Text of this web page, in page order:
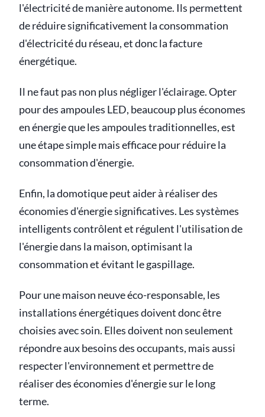
l'électricité de manière autonome. Ils permettent
de réduire significativement la consommation
d'électricité du réseau, et donc la facture
énergétique.
Il ne faut pas non plus négliger l'éclairage. Opter
pour des ampoules LED, beaucoup plus économes
en énergie que les ampoules traditionnelles, est
une étape simple mais efficace pour réduire la
consommation d'énergie.
Enfin, la domotique peut aider à réaliser des
économies d'énergie significatives. Les systèmes
intelligents contrôlent et régulent l'utilisation de
l'énergie dans la maison, optimisant la
consommation et évitant le gaspillage.
Pour une maison neuve éco-responsable, les
installations énergétiques doivent donc être
choisies avec soin. Elles doivent non seulement
répondre aux besoins des occupants, mais aussi
respecter l'environnement et permettre de
réaliser des économies d'énergie sur le long
terme.